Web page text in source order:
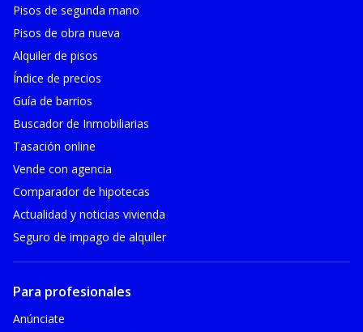
Pisos de segunda mano
Pisos de obra nueva
Alquiler de pisos
Índice de precios
Guía de barrios
Buscador de Inmobiliarias
Tasación online
Vende con agencia
Comparador de hipotecas
Actualidad y noticias vivienda
Seguro de impago de alquiler
Para profesionales
Anúnciate